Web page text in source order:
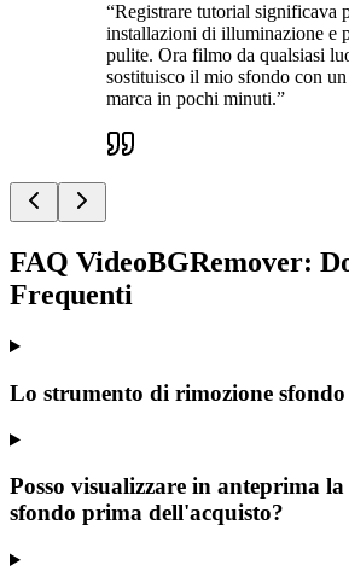
“Registrare tutorial significava
installazioni di illuminazione e
pulite. Ora filmo da qualsiasi
sostituisco il mio sfondo con
marca in pochi minuti.”
FAQ VideoBGRemover:
Frequenti
Lo strumento di rimozione
Posso visualizzare in anteprima
sfondo prima dell'acquisto?